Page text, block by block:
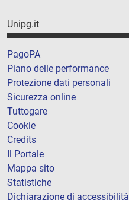
Unipg.it
PagoPA
Piano delle performance
Protezione dati personali
Sicurezza online
Tuttogare
Cookie
Credits
Il Portale
Mappa sito
Statistiche
Dichiarazione di accessibilità